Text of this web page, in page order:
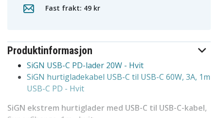
Fast frakt: 49 kr
Produktinformasjon
SiGN USB-C PD-lader 20W - Hvit
SiGN hurtigladekabel USB-C til USB-C 60W, 3A, 1m
USB-C PD - Hvit
SiGN ekstrem hurtiglader med USB-C til USB-C-kabel,